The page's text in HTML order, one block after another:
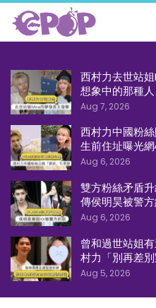
西村力去世站
想象中的那種人
Aug 7, 2026
西村力中國粉
生前住址曝光網
Aug 6, 2026
雙方粉絲矛盾
傳侯明昊被警方
Aug 6, 2026
曾和過世站姐
村力「別再差別
Aug 5, 2026